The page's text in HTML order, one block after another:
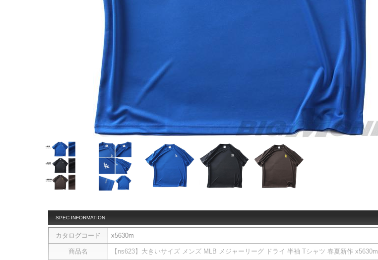
SPEC INFORMATION
カタログコード x5630m
商品名 【ns623】大きいサイズ メンズ MLB メジャーリーグ ドライ 半袖 Tシャツ 春夏新作 x5630m